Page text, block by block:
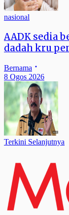
nasional
AADK sedia
dadah kru
Bernama
8 Ogos 2026
Terkini Selanjutnya